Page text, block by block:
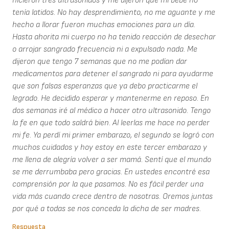
tenía latidos. No hay desprendimiento, no me aguante y me
hecho a llorar fueron muchas emociones para un día.
Hasta ahorita mi cuerpo no ha tenido reacción de desechar
o arrojar sangrado frecuencia ni a expulsado nada. Me
dijeron que tengo 7 semanas que no me podían dar
medicamentos para detener el sangrado ni para ayudarme
que son falsas esperanzas que ya debo practicarme el
legrado. He decidido esperar y mantenerme en reposo. En
dos semanas iré al médico a hacer otro ultrasonido. Tengo
la fe en que todo saldrá bien. Al leerlas me hace no perder
mi fe. Ya perdí mi primer embarazo, el segundo se logró con
muchos cuidados y hoy estoy en este tercer embarazo y
me llena de alegría volver a ser mamá. Sentí que el mundo
se me derrumbaba pero gracias. En ustedes encontré esa
comprensión por la que pasamos. No es fácil perder una
vida más cuando crece dentro de nosotras. Oremos juntas
por qué a todas se nos conceda la dicha de ser madres.
Respuesta